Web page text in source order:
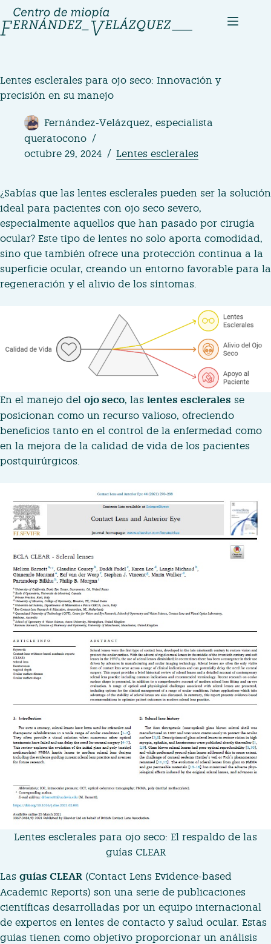
Saltar
al
contenido
Lentes esclerales para ojo seco: Innovación y
precisión en su manejo
Fernández-Velázquez, especialista
queratocono
octubre 29, 2024
Lentes esclerales
¿Sabías que las lentes esclerales pueden ser la solución
ideal para pacientes con ojo seco severo,
especialmente aquellos que han pasado por cirugía
ocular? Este tipo de lentes no solo aporta comodidad,
sino que también ofrece una protección continua a la
superficie ocular, creando un entorno favorable para la
regeneración y el alivio de los síntomas.
En el manejo del ojo seco, las lentes esclerales se
posicionan como un recurso valioso, ofreciendo
beneficios tanto en el control de la enfermedad como
en la mejora de la calidad de vida de los pacientes
postquirúrgicos.
Lentes esclerales para ojo seco: El respaldo de las
guías CLEAR
Las guías CLEAR (Contact Lens Evidence-based
Academic Reports) son una serie de publicaciones
científicas desarrolladas por un equipo internacional
de expertos en lentes de contacto y salud ocular. Estas
guías tienen como objetivo proporcionar un análisis